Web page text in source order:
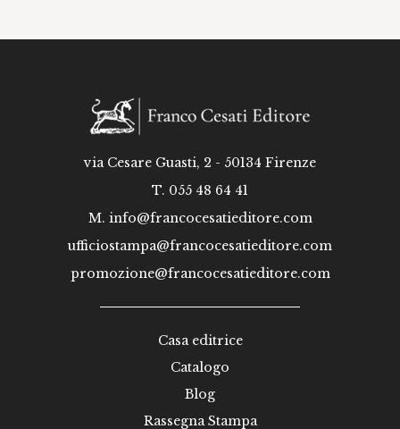
via Cesare Guasti, 2 - 50134 Firenze
T. 055 48 64 41
M. info@francocesatieditore.com
ufficiostampa@francocesatieditore.com
promozione@francocesatieditore.com
Casa editrice
Catalogo
Blog
Rassegna Stampa